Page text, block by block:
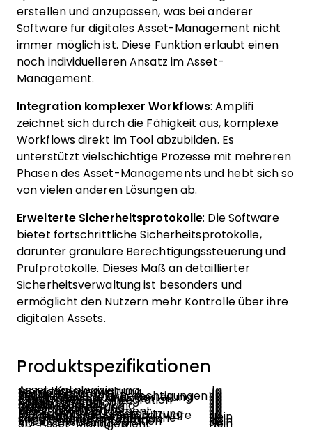
erstellen und anzupassen, was bei anderer
Software für digitales Asset-Management nicht
immer möglich ist. Diese Funktion erlaubt einen
noch individuelleren Ansatz im Asset-
Management.
Integration komplexer Workflows: Amplifi
zeichnet sich durch die Fähigkeit aus, komplexe
Workflows direkt im Tool abzubilden. Es
unterstützt vielschichtige Prozesse mit mehreren
Phasen des Asset-Managements und hebt sich so
von vielen anderen Lösungen ab.
Erweiterte Sicherheitsprotokolle: Die Software
bietet fortschrittliche Sicherheitsprotokolle,
darunter granulare Berechtigungssteuerung und
Prüfprotokolle. Dieses Maß an detaillierter
Sicherheitsverwaltung ist besonders und
ermöglicht den Nutzern mehr Kontrolle über ihre
digitalen Assets.
Produktspezifikationen
Asset-Katalogisierung Ja
Metadatenverwaltung Ja
Versionskontrolle Ja
Suche/Filter Ja
Zugriffssteuerung/BerechtigungenJa
Asset-Freigabe und -Verteilung Ja
Berichtswesen/Analysen Ja
Cloud-Speicher-Integration Ja
Stapel-Uploads Ja
Kollaborationstools Ja
Mobiler Zugriff Ja
Individuelles Branding Ja
Dateikonvertierung Ja
Wasserzeichen Ja
Asset-Archivierung Ja
Workflow-Management Ja
API-Zugang Ja
Mehrsprachige Unterstützung Ja
Integration mit Kreativsoftware Ja
Echtzeit-Bearbeitung Nein
Drag-and-Drop-Oberfläche Ja
Soziale Medien Integration Ja
E-Commerce-Integration Nein
Videoverwaltung Ja
3D-Asset-Management Nein